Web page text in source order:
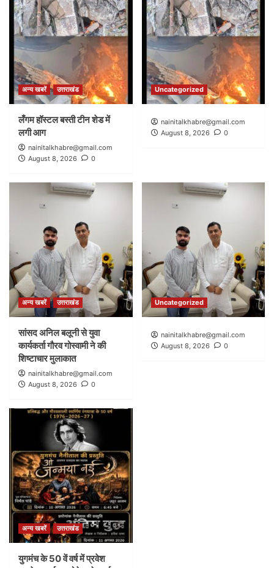
अन्य खबरें उत्तराखंड
लँगम हॉस्टल बस्ती टीन शेड में
लगी आग
nainitalkhabre@gmail.com
August 8, 2026
0
Uncategorized
nainitalkhabre@gmail.com
August 8, 2026
0
अन्य खबरें उत्तराखंड
सांसद अनिल बलूनी से युवा
कार्यकर्ता गौरव गोस्वामी ने की
शिष्टाचार मुलाकात
nainitalkhabre@gmail.com
August 8, 2026
0
Uncategorized
nainitalkhabre@gmail.com
August 8, 2026
0
अन्य खबरें उत्तराखंड
युगमंच के 50 वें वर्ष में प्रवेश